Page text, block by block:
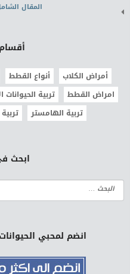
المقال
أمراض الكلاب أنواع القطط
امراض القطط
تربية
تربية الهامستر
ابحث
انضم لمحبي